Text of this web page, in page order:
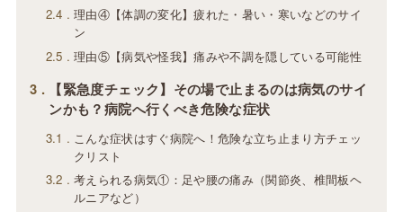
2.4
理由④【体調の変化】疲れた・暑い・寒いなどのサイ
ン
2.5
理由⑤【病気や怪我】痛みや不調を隠している可能性
3
【緊急度チェック】その場で止まるのは病気のサイ
ンかも？病院へ行くべき危険な症状
3.1
こんな症状はすぐ病院へ！危険な立ち止まり方チェッ
クリスト
3.2
考えられる病気①：足や腰の痛み（関節炎、椎間板ヘ
ルニアなど）